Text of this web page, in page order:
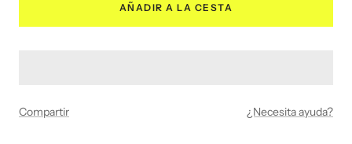
AÑADIR A LA CESTA
Compartir ¿Necesita ayuda?